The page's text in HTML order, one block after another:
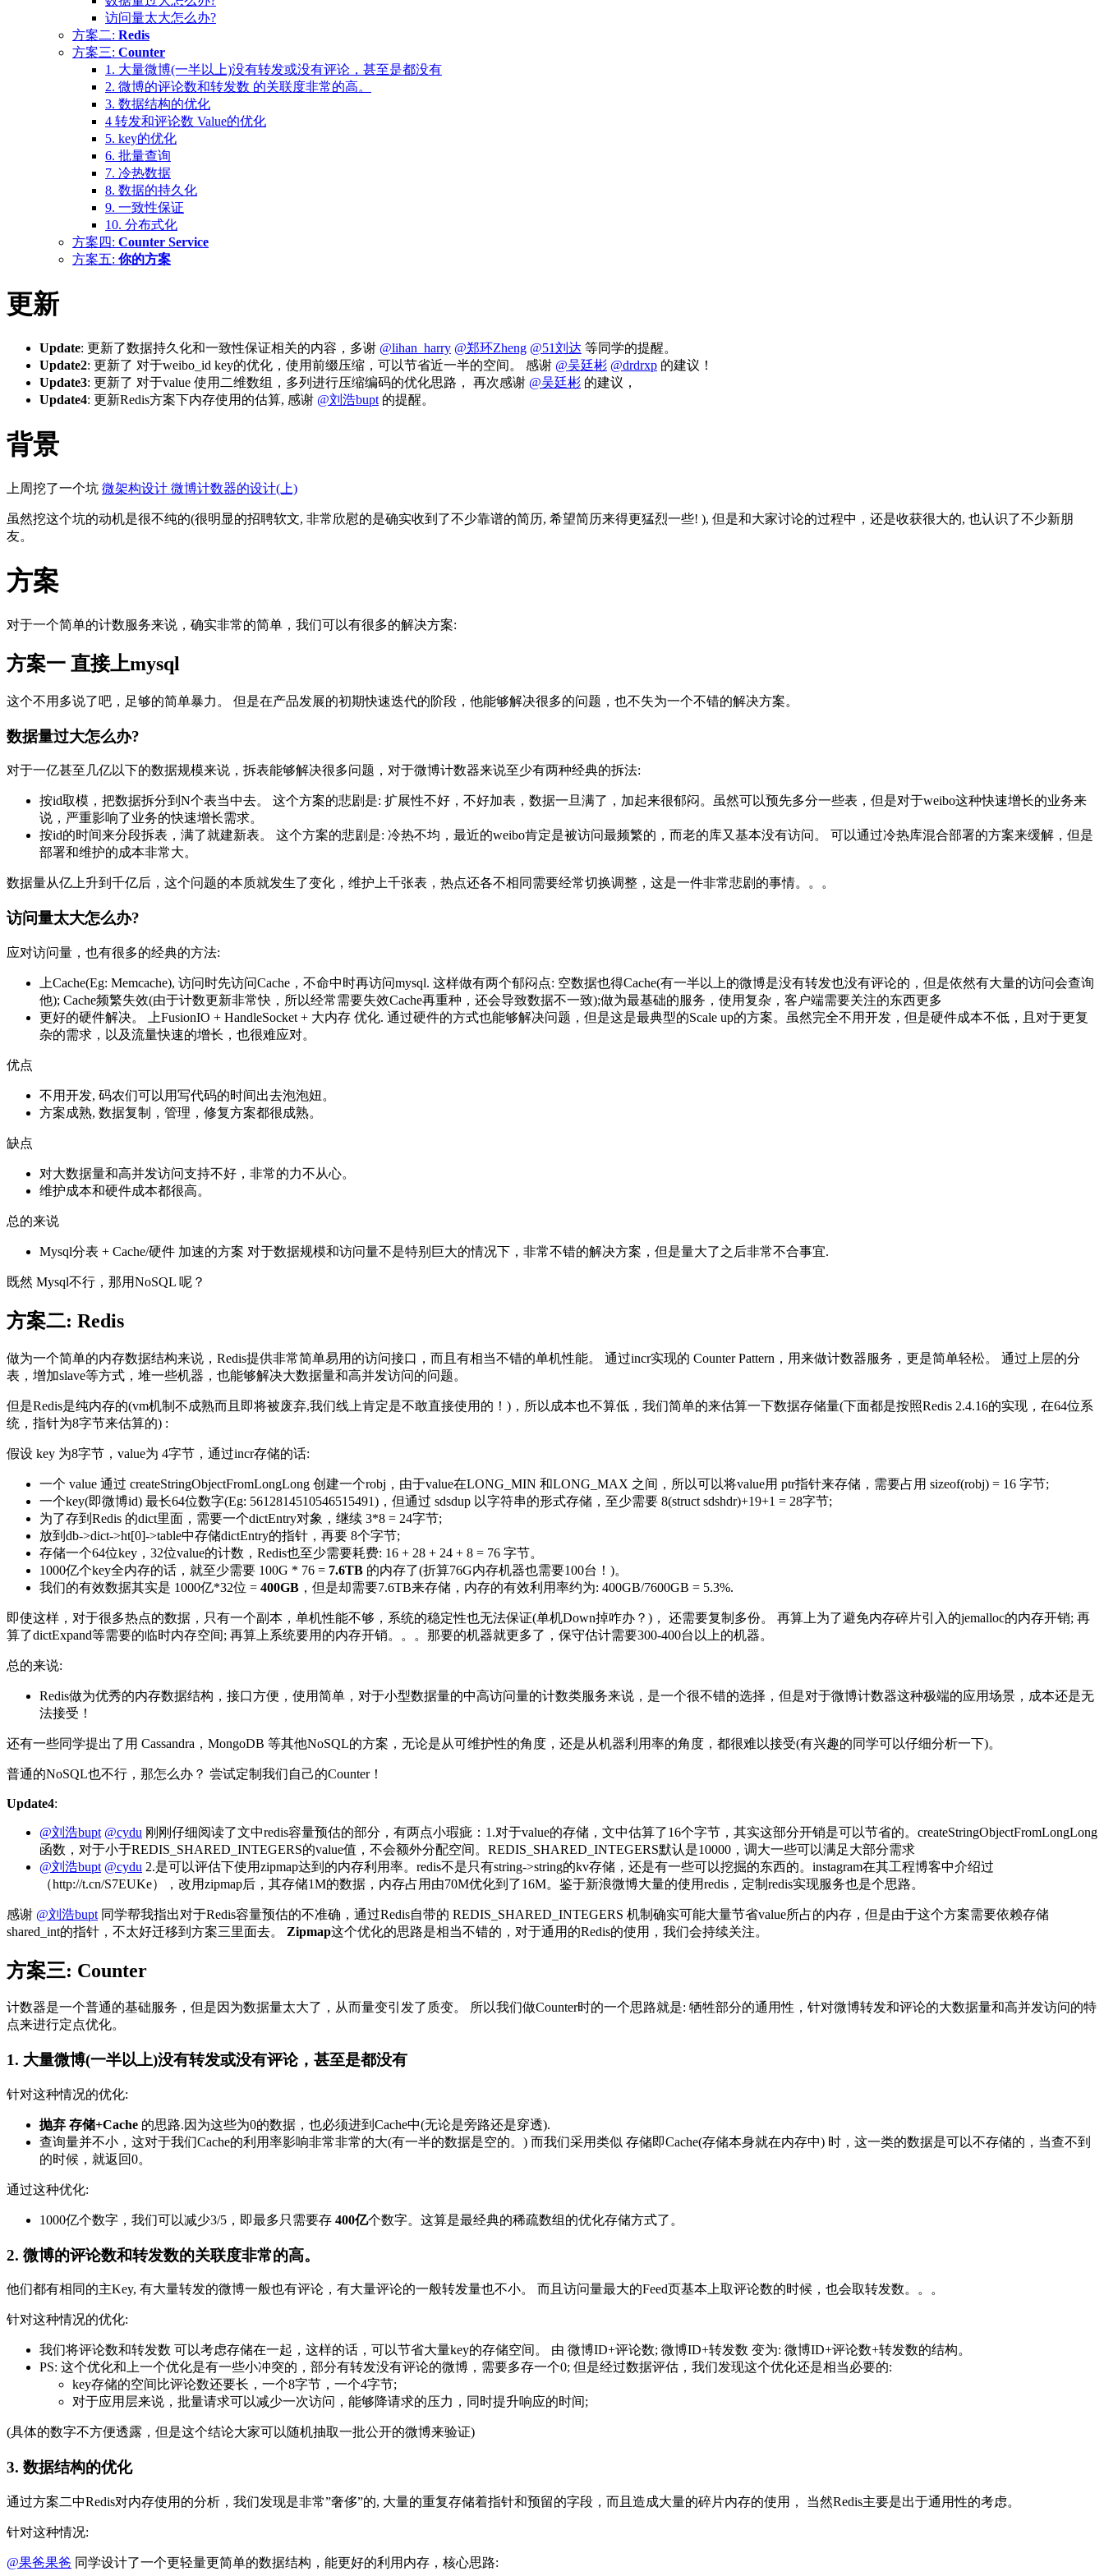
访问量太大怎么办?
方案二: Redis
方案三: Counter
1. 大量微博(一半以上)没有转发或没有评论，甚至是都没有
2. 微博的评论数和转发数 的关联度非常的高。
3. 数据结构的优化
4 转发和评论数 Value的优化
5. key的优化
6. 批量查询
7. 冷热数据
8. 数据的持久化
9. 一致性保证
10. 分布式化
方案四: Counter Service
方案五: 你的方案
更新
Update: 更新了数据持久化和一致性保证相关的内容，多谢 @lihan_harry @郑环Zheng @51刘达 等同学的提醒。
Update2: 更新了 对于weibo_id key的优化，使用前缀压缩，可以节省近一半的空间。 感谢 @吴廷彬 @drdrxp 的建议！
Update3: 更新了 对于value 使用二维数组，多列进行压缩编码的优化思路， 再次感谢 @吴廷彬 的建议，
Update4: 更新Redis方案下内存使用的估算, 感谢 @刘浩bupt 的提醒。
背景
上周挖了一个坑 微架构设计 微博计数器的设计(上)
虽然挖这个坑的动机是很不纯的(很明显的招聘软文, 非常欣慰的是确实收到了不少靠谱的简历, 希望简历来得更猛烈一些! ), 但是和大家讨论的过程中，还是收获很大的, 也认识了不少新朋
友。
方案
对于一个简单的计数服务来说，确实非常的简单，我们可以有很多的解决方案:
方案一 直接上mysql
这个不用多说了吧，足够的简单暴力。 但是在产品发展的初期快速迭代的阶段，他能够解决很多的问题，也不失为一个不错的解决方案。
数据量过大怎么办?
对于一亿甚至几亿以下的数据规模来说，拆表能够解决很多问题，对于微博计数器来说至少有两种经典的拆法:
按id取模，把数据拆分到N个表当中去。 这个方案的悲剧是: 扩展性不好，不好加表，数据一旦满了，加起来很郁闷。虽然可以预先多分一些表，但是对于weibo这种快速增长的业务来
说，严重影响了业务的快速增长需求。
按id的时间来分段拆表，满了就建新表。 这个方案的悲剧是: 冷热不均，最近的weibo肯定是被访问最频繁的，而老的库又基本没有访问。 可以通过冷热库混合部署的方案来缓解，但是
部署和维护的成本非常大。
数据量从亿上升到千亿后，这个问题的本质就发生了变化，维护上千张表，热点还各不相同需要经常切换调整，这是一件非常悲剧的事情。。。
访问量太大怎么办?
应对访问量，也有很多的经典的方法:
上Cache(Eg: Memcache), 访问时先访问Cache，不命中时再访问mysql. 这样做有两个郁闷点: 空数据也得Cache(有一半以上的微博是没有转发也没有评论的，但是依然有大量的访问会查询
他); Cache频繁失效(由于计数更新非常快，所以经常需要失效Cache再重种，还会导致数据不一致);做为最基础的服务，使用复杂，客户端需要关注的东西更多
更好的硬件解决。 上FusionIO + HandleSocket + 大内存 优化. 通过硬件的方式也能够解决问题，但是这是最典型的Scale up的方案。虽然完全不用开发，但是硬件成本不低，且对于更复
杂的需求，以及流量快速的增长，也很难应对。
优点
不用开发, 码农们可以用写代码的时间出去泡泡妞。
方案成熟, 数据复制，管理，修复方案都很成熟。
缺点
对大数据量和高并发访问支持不好，非常的力不从心。
维护成本和硬件成本都很高。
总的来说
Mysql分表 + Cache/硬件 加速的方案 对于数据规模和访问量不是特别巨大的情况下，非常不错的解决方案，但是量大了之后非常不合事宜.
既然 Mysql不行，那用NoSQL 呢？
方案二: Redis
做为一个简单的内存数据结构来说，Redis提供非常简单易用的访问接口，而且有相当不错的单机性能。 通过incr实现的 Counter Pattern，用来做计数器服务，更是简单轻松。 通过上层的分
表，增加slave等方式，堆一些机器，也能够解决大数据量和高并发访问的问题。
但是Redis是纯内存的(vm机制不成熟而且即将被废弃,我们线上肯定是不敢直接使用的！)，所以成本也不算低，我们简单的来估算一下数据存储量(下面都是按照Redis 2.4.16的实现，在64位系
统，指针为8字节来估算的) :
假设 key 为8字节，value为 4字节，通过incr存储的话:
一个 value 通过 createStringObjectFromLongLong 创建一个robj，由于value在LONG_MIN 和LONG_MAX 之间，所以可以将value用 ptr指针来存储，需要占用 sizeof(robj) = 16 字节;
一个key(即微博id) 最长64位数字(Eg: 5612814510546515491)，但通过 sdsdup 以字符串的形式存储，至少需要 8(struct sdshdr)+19+1 = 28字节;
为了存到Redis 的dict里面，需要一个dictEntry对象，继续 3*8 = 24字节;
放到db->dict->ht[0]->table中存储dictEntry的指针，再要 8个字节;
存储一个64位key，32位value的计数，Redis也至少需要耗费: 16 + 28 + 24 + 8 = 76 字节。
1000亿个key全内存的话，就至少需要 100G * 76 = 7.6TB 的内存了(折算76G内存机器也需要100台！)。
我们的有效数据其实是 1000亿*32位 = 400GB ，但是却需要7.6TB来存储，内存的有效利用率约为: 400GB/7600GB = 5.3%.
即使这样，对于很多热点的数据，只有一个副本，单机性能不够，系统的稳定性也无法保证(单机Down掉咋办？)， 还需要复制多份。 再算上为了避免内存碎片引入的jemalloc的内存开销; 再
算了dictExpand等需要的临时内存空间; 再算上系统要用的内存开销。。。那要的机器就更多了，保守估计需要300-400台以上的机器。
总的来说:
Redis做为优秀的内存数据结构，接口方便，使用简单，对于小型数据量的中高访问量的计数类服务来说，是一个很不错的选择，但是对于微博计数器这种极端的应用场景，成本还是无
法接受！
还有一些同学提出了用 Cassandra，MongoDB 等其他NoSQL的方案，无论是从可维护性的角度，还是从机器利用率的角度，都很难以接受(有兴趣的同学可以仔细分析一下)。
普通的NoSQL也不行，那怎么办？ 尝试定制我们自己的Counter！
Update4:
@刘浩bupt @cydu 刚刚仔细阅读了文中redis容量预估的部分，有两点小瑕疵：1.对于value的存储，文中估算了16个字节，其实这部分开销是可以节省的。createStringObjectFromLongLong
函数，对于小于REDIS_SHARED_INTEGERS的value值，不会额外分配空间。REDIS_SHARED_INTEGERS默认是10000，调大一些可以满足大部分需求
@刘浩bupt @cydu 2.是可以评估下使用zipmap达到的内存利用率。redis不是只有string->string的kv存储，还是有一些可以挖掘的东西的。instagram在其工程博客中介绍过
（http://t.cn/S7EUKe），改用zipmap后，其存储1M的数据，内存占用由70M优化到了16M。鉴于新浪微博大量的使用redis，定制redis实现服务也是个思路。
感谢 @刘浩bupt 同学帮我指出对于Redis容量预估的不准确，通过Redis自带的 REDIS_SHARED_INTEGERS 机制确实可能大量节省value所占的内存，但是由于这个方案需要依赖存储
shared_int的指针，不太好迁移到方案三里面去。 Zipmap这个优化的思路是相当不错的，对于通用的Redis的使用，我们会持续关注。
方案三: Counter
计数器是一个普通的基础服务，但是因为数据量太大了，从而量变引发了质变。 所以我们做Counter时的一个思路就是: 牺牲部分的通用性，针对微博转发和评论的大数据量和高并发访问的特
点来进行定点优化。
1. 大量微博(一半以上)没有转发或没有评论，甚至是都没有
针对这种情况的优化:
抛弃 存储+Cache 的思路.因为这些为0的数据，也必须进到Cache中(无论是旁路还是穿透).
查询量并不小，这对于我们Cache的利用率影响非常非常的大(有一半的数据是空的。) 而我们采用类似 存储即Cache(存储本身就在内存中) 时，这一类的数据是可以不存储的，当查不到
的时候，就返回0。
通过这种优化:
1000亿个数字，我们可以减少3/5，即最多只需要存 400亿个数字。这算是最经典的稀疏数组的优化存储方式了。
2. 微博的评论数和转发数的关联度非常的高。
他们都有相同的主Key, 有大量转发的微博一般也有评论，有大量评论的一般转发量也不小。 而且访问量最大的Feed页基本上取评论数的时候，也会取转发数。。。
针对这种情况的优化:
我们将评论数和转发数 可以考虑存储在一起，这样的话，可以节省大量key的存储空间。 由 微博ID+评论数; 微博ID+转发数 变为: 微博ID+评论数+转发数的结构。
PS: 这个优化和上一个优化是有一些小冲突的，部分有转发没有评论的微博，需要多存一个0; 但是经过数据评估，我们发现这个优化还是相当必要的:
key存储的空间比评论数还要长，一个8字节，一个4字节;
对于应用层来说，批量请求可以减少一次访问，能够降请求的压力，同时提升响应的时间;
(具体的数字不方便透露，但是这个结论大家可以随机抽取一批公开的微博来验证)
3. 数据结构的优化
通过方案二中Redis对内存使用的分析，我们发现是非常”奢侈”的, 大量的重复存储着指针和预留的字段，而且造成大量的碎片内存的使用， 当然Redis主要是出于通用性的考虑。
针对这种情况:
@果爸果爸 同学设计了一个更轻量更简单的数据结构，能更好的利用内存，核心思路: